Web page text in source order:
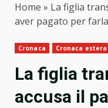
Home » La figlia
aver pagato per
Cronaca Cronaca estera
La figlia
accusa il